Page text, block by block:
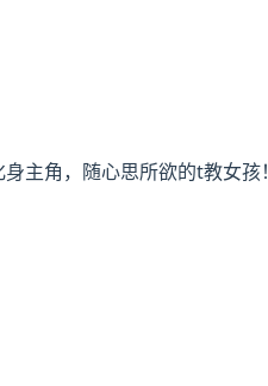
主角，随心思所欲的t教女孩！